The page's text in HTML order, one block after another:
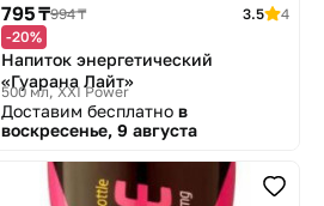
795 ₸994 ₸ 3.5
4
-20%
Напиток энергетический
«Гуарана Лайт»
500 мл XXI Power
Доставим бесплатно в
воскресенье, 9 августа